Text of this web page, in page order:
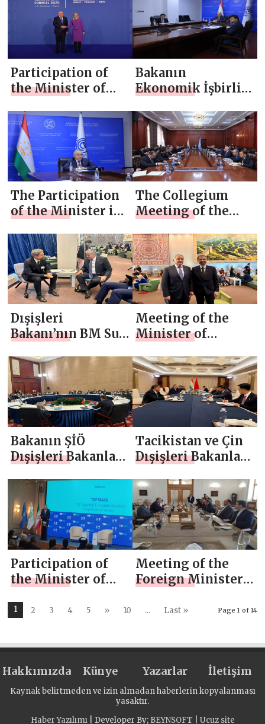
Participation of
the Minister of
the 32nd OSCE
Ministerial
Council Meeting
Bakanın
Ekonomik İşbirliği
Toplantısına
Katılımı
The Participation
of the Minister in
Cooperation
Organization
Meeting
The Collegium
Meeting of the
Foreign Affairs
Dışişleri
Bakanı’nın BM Su
ile görüşmesi
Meeting of the
Minister of
with the Chair of
UN-Water
Bakanın ŞİÖ
Dışişleri Bakanları
Toplantısına
Katılımı
Tacikistan ve Çin
Dışişleri Bakanları
Participation of
the Minister of
the Tehran
Meeting of the
Foreign Ministers
Iran
Page 1 of 14
1 2 3 4 5 » 10 ... Last »
Hakkımızda Künye Yazarlar İletişim
Kaynak belirtmeden ve izin almadan haberlerin kopyalanması
yasaktır.
Haber Yazılımı| Developer By; BEYNSOFT Ucuz site